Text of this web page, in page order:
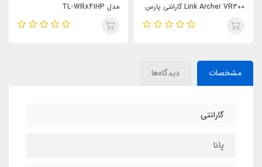
Link Archer VR300 گارانتی پارس
ارتباط
مدل TL-WR841HP
مشخصات دیدگاه‌ها
گارانتی
پانا